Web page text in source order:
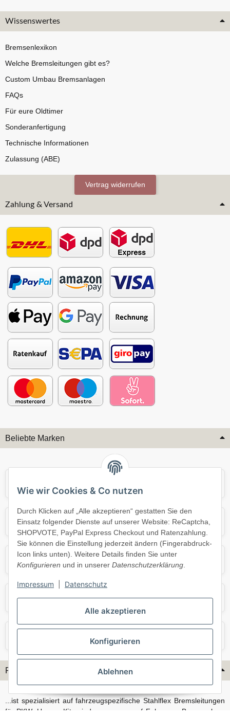
Alle akzeptieren
Konfigurieren
Ablehnen
Wie wir Cookies & Co nutzen
Durch Klicken auf „Alle akzeptieren“ gestatten Sie den
Einsatz folgender Dienste auf unserer Website: ReCaptcha,
SHOPVOTE, PayPal Express Checkout und Ratenzahlung.
Sie können die Einstellung jederzeit ändern (Fingerabdruck-
Icon links unten). Weitere Details finden Sie unter
Konfigurieren und in unserer Datenschutzerklärung.
Impressum Datenschutz
Wissenswertes
Bremsenlexikon
Welche Bremsleitungen gibt es?
Custom Umbau Bremsanlagen
FAQs
Für eure Oldtimer
Sonderanfertigung
Technische Informationen
Zulassung (ABE)
Vertrag widerrufen
Zahlung & Versand
Beliebte Marken
Mercedes Mini
Opel Porsche
Skoda Smart
Flex-Hydraulik...
...ist spezialisiert auf fahrzeugspezifische Stahlflex Bremsleitungen
für PKW. Unsere Kits sind passgenau auf Fahrzeug, Bremsanlage